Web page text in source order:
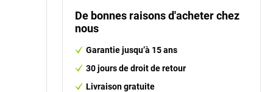
De bonnes raisons d'acheter chez
nous
Garantie jusqu’à 15 ans
30 jours de droit de retour
Livraison gratuite